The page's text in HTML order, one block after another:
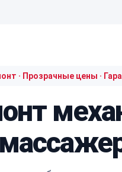
· Прозрачные цены ·